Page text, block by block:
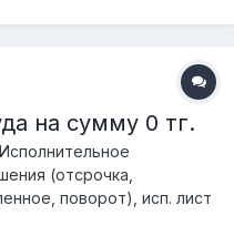
на сумму 0 тг.
Исполнительное
(отсрочка,
поворот), исп. лист